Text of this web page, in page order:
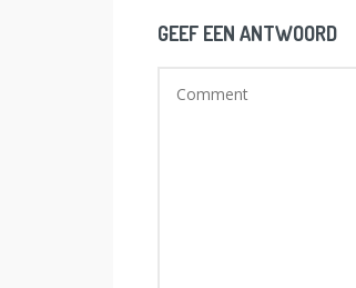
GEEF EEN ANTWOORD